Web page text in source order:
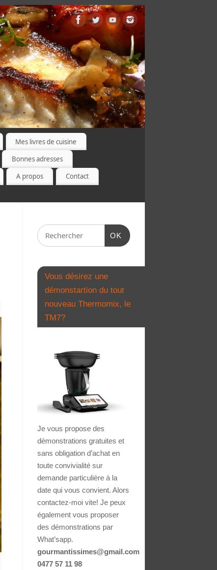
Mes livres de cuisine
Bonnes adresses
A propos
Contact
OK
Vous désirez une
démonstartion du tout
nouveau Thermomix, le
TM7?
Je vous propose des
démonstrations gratuites et
sans obligation d’achat en
toute convivialité sur
demande particulière à la
date qui vous convient. Alors
contactez-moi vite! Je peux
également vous proposer
des démonstrations par
What’sapp.
gourmantissimes@gmail.com
0477 57 11 98